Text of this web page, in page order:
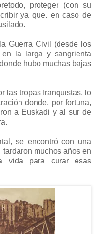
proteger (con su
ya que, en caso de
Guerra Civil (desde los
la larga y sangrienta
hubo muchas bajas
las tropas franquistas, lo
donde, por fortuna,
a Euskadi y al sur de
se encontró con una
muchos años en
vida para curar esas